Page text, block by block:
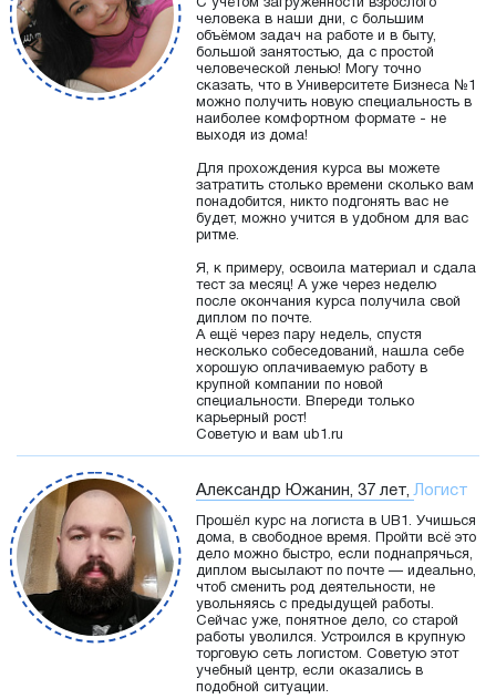
С учётом загруженности взрослого
человека в наши дни, с большим
объёмом задач на работе и в быту,
большой занятостью, да с простой
человеческой ленью! Могу точно
сказать, что в Университете Бизнеса №1
можно получить новую специальность в
наиболее комфортном формате - не
выходя из дома!
Для прохождения курса вы можете
затратить столько времени сколько вам
понадобится, никто подгонять вас не
будет, можно учится в удобном для вас
ритме.
Я, к примеру, освоила материал и сдала
тест за месяц! А уже через неделю
после окончания курса получила свой
диплом по почте.
А ещё через пару недель, спустя
несколько собеседований, нашла себе
хорошую оплачиваемую работу в
крупной компании по новой
специальности. Впереди только
карьерный рост!
Советую и вам ub1.ru
Александр Южанин, 37 лет,Логист
Прошёл курс на логиста в UB1. Учишься
дома, в свободное время. Пройти всё это
дело можно быстро, если поднапрячься,
диплом высылают по почте — идеально,
чтоб сменить род деятельности, не
увольняясь с предыдущей работы.
Сейчас уже, понятное дело, со старой
работы уволился. Устроился в крупную
торговую сеть логистом. Советую этот
учебный центр, если оказались в
подобной ситуации.